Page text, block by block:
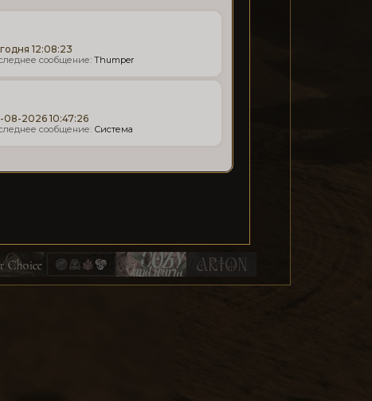
12:08:23
Thumper
08-2026 10:47:26
Система